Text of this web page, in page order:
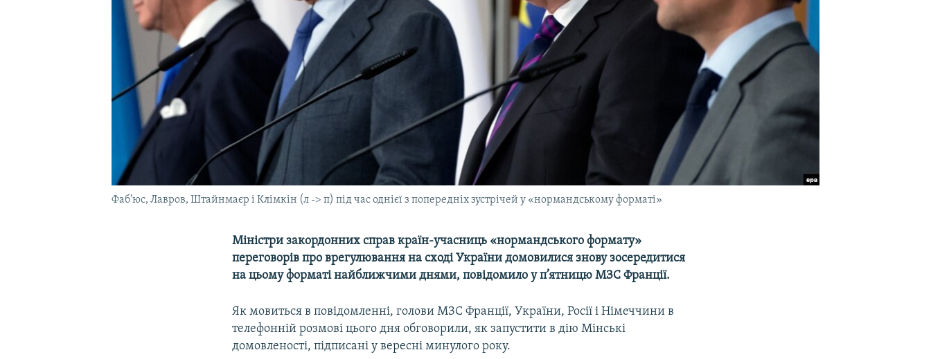
Фаб’юс, Лавров, Штайнмаєр і Клімкін (л -> п) під час однієї з попередніх зустрічей у «нормандському форматі»
Міністри закордонних справ країн-учасниць «нормандського формату»
переговорів про врегулювання на сході України домовилися знову зосередитися
на цьому форматі найближчими днями, повідомило у п’ятницю МЗС Франції.
Як мовиться в повідомленні, голови МЗС Франції, України, Росії і Німеччини в
телефонній розмові цього дня обговорили, як запустити в дію Мінські
домовленості, підписані у вересні минулого року.